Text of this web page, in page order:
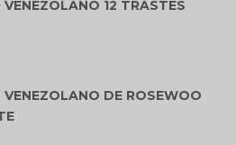
12 TRASTES
VENEZOLANO DE ROSEWOO